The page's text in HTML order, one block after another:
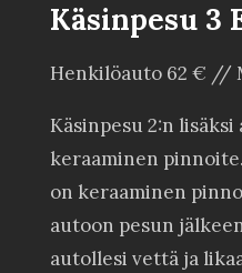
Käsinpesu 3
Henkilöauto 62 € //
Käsinpesu 2:n
keraaminen
on keraaminen
autoon pesun
autollesi vettä ja